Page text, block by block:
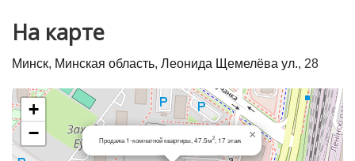
World.
выделяется продуманной концепцией:
два уютных, закрытых от машин дворика;
современные детские и спортивные площадки;
На карте
Минск, Минская область, Леонида Щемелёва ул., 28
Продажа 1-комнатной квартиры, 47.5м2 , 17 этаж ×
+
−